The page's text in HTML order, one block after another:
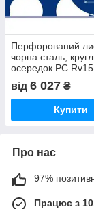
Перфорований
чорна сталь,
осередок PC
20/1,5/1000x2000
від 6 027 ₴
Купити
Про нас
97%
Працює з